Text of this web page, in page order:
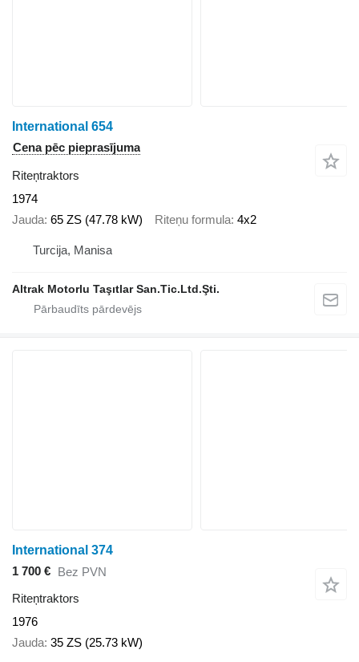
International 654
Cena pēc pieprasījuma
Riteņtraktors
1974
Jauda 65 ZS (47.78 kW) Riteņu formula 4x2
Turcija, Manisa
Altrak Motorlu Taşıtlar San.Tic.Ltd.Şti.
International 374
1 700 € Bez PVN
Riteņtraktors
1976
Jauda 35 ZS (25.73 kW)